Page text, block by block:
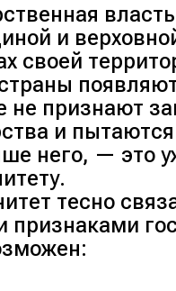
и
своей
не признают
и
него, — это
тесно
признаками